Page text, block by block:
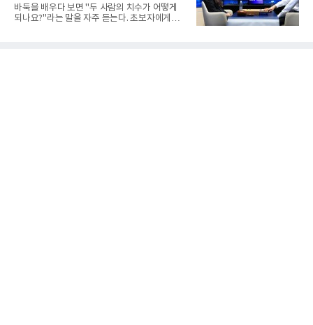
19-25 26-24)로 이겼다.승리의 중심에는 '리틀
김연경'으로 불리는 아웃사이드 히터 손서연(선
말할까
바둑을 배우다 보면 "두 사람의 치수가 어떻게
되나요?"라는 말을 자주 듣는다. 초보자에게는